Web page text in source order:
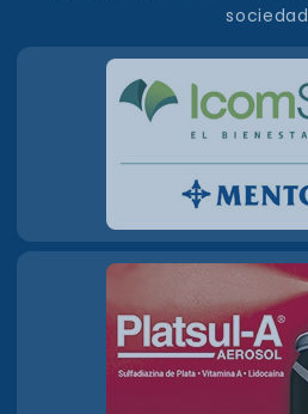
sociedad